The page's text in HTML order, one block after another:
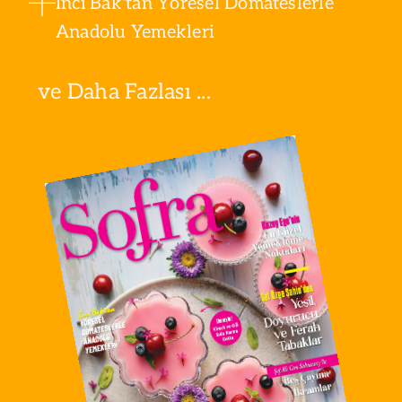
Anadolu Yemekleri
ve Daha Fazlası ...